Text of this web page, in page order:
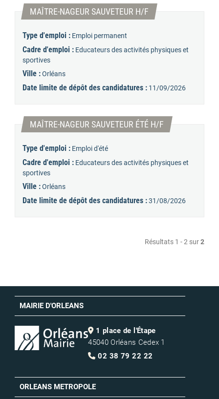
MAÎTRE-NAGEUR SAUVETEUR H/F (Nouvelle fenêtre)
Type d'emploi : Emploi permanent
Cadre d'emploi : Educateurs des activités physiques et
sportives
Ville :Orléans
Date limite de dépôt des candidatures : 11/09/2026
MAÎTRE-NAGEUR SAUVETEUR ÉTÉ H/F (Nouvelle
Type d'emploi : Emploi d'été
Cadre d'emploi : Educateurs des activités physiques et
sportives
Ville :Orléans
Date limite de dépôt des candidatures :31/08/2026
Résultats 1 - 2 sur2
MAIRIE D'ORLEANS
1 place de l'Étape
45040 Orléans Cedex 1
02 38 79 22 22
ORLEANS METROPOLE